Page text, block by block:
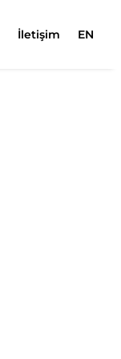
İletişim EN